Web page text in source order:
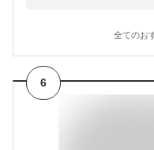
全てのお
6